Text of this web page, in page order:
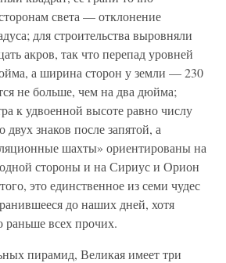
света — отклонение
для строительства выровняли
акров, так что перепад уровней
а ширина сторон у земли — 230
не больше, чем на два дюйма;
к удвоенной высоте равно числу
знаков после запятой, а
шахты» ориентированы на
стороны и на Сириус и Орион
это единственное из семи чудес
до наших дней, хотя
раньше всех прочих.
пирамид, Великая имеет три